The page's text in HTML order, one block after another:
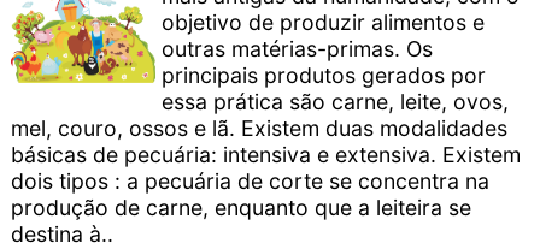
objetivo de produzir alimentos e
outras matérias-primas. Os
principais produtos gerados por
essa prática são carne, leite, ovos,
mel, couro, ossos e lã. Existem duas modalidades
básicas de pecuária: intensiva e extensiva. Existem
dois tipos : a pecuária de corte se concentra na
produção de carne, enquanto que a leiteira se
destina à..